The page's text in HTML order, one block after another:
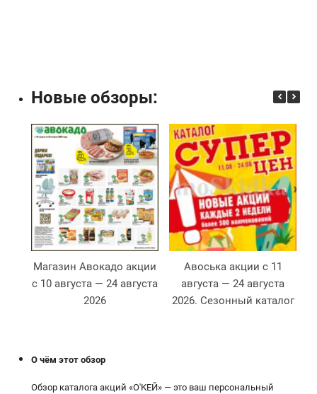
Новые обзоры:
Магазин Авокадо акции
с 10 августа — 24 августа
2026
Авоська акции с 11
августа — 24 августа
2026. Сезонный каталог
О чём этот обзор
Обзор каталога акций «О'КЕЙ» — это ваш персональный